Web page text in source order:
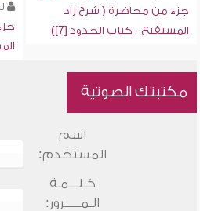
جزء من محاضرة ( شرح زاد
المستقنع - كتاب الحدود [7])
مكتبتك الصوتية
اسم
المستخدم:
كـلـــمـة
الـمـــــرور: